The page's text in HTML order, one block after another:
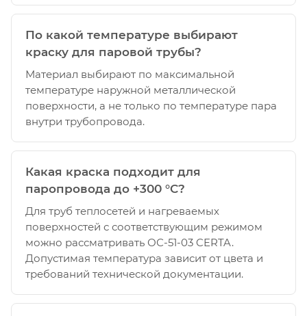
По какой температуре выбирают
краску для паровой трубы?
Материал выбирают по максимальной
температуре наружной металлической
поверхности, а не только по температуре пара
внутри трубопровода.
Какая краска подходит для
паропровода до +300 °C?
Для труб теплосетей и нагреваемых
поверхностей с соответствующим режимом
можно рассматривать ОС-51-03 CERTA.
Допустимая температура зависит от цвета и
требований технической документации.